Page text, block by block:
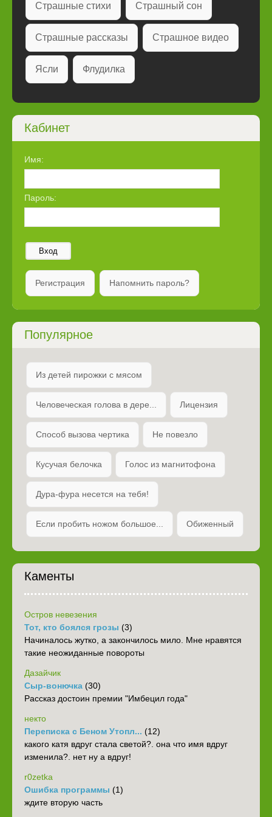
Страшные стихи Страшный сон
Страшные рассказы Страшное видео
Ясли Флудилка
Кабинет
Имя:
Пароль:
Вход
Регистрация Напомнить пароль?
Популярное
Из детей пирожки с мясом
Человеческая голова в дере... Лицензия
Способ вызова чертика Не повезло
Кусучая белочка Голос из магнитофона
Дура-фура несется на тебя!
Если пробить ножом большое... Обиженный
Каменты
Остров невезения
Тот, кто боялся грозы (3)
Начиналось жутко, а закончилось мило. Мне нравятся
такие неожиданные повороты
Дазайчик
Сыр-вонючка (30)
Рассказ достоин премии "Имбецил года"
некто
Переписка с Беном Утопл... (12)
какого катя вдруг стала светой?. она что имя вдруг
изменила?. нет ну а вдруг!
r0zetka
Ошибка программы (1)
ждите вторую часть